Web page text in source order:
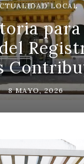
LOCAL
8 MAYO, 2026